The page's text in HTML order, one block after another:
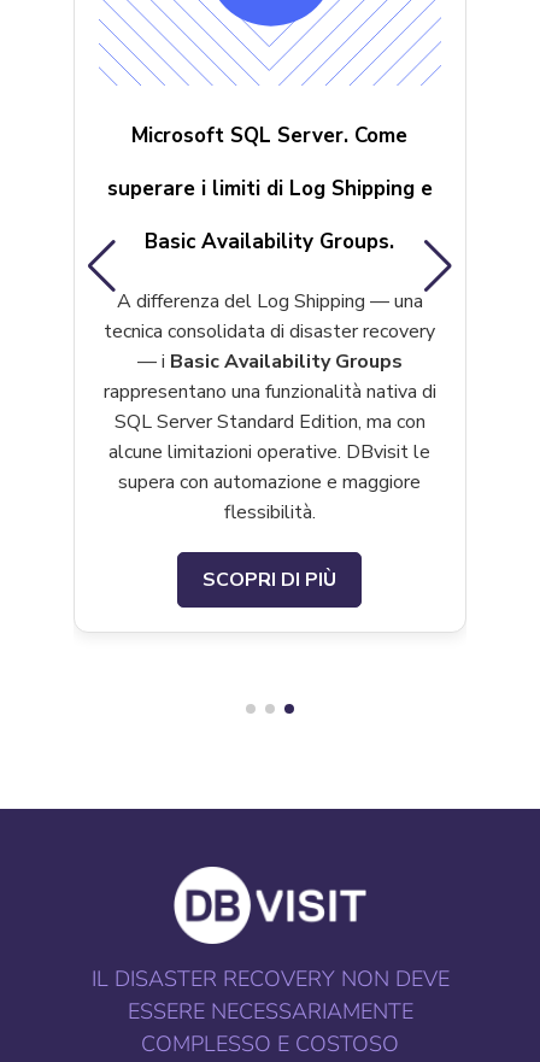
Microsoft SQL Server. Come
superare i limiti di Log Shipping e
Basic Availability Groups.
A differenza del Log Shipping — una
tecnica consolidata di disaster recovery
— i Basic Availability Groups
rappresentano una funzionalità nativa di
SQL Server Standard Edition, ma con
alcune limitazioni operative. DBvisit le
supera con automazione e maggiore
flessibilità.
SCOPRI DI PIÙ
IL DISASTER RECOVERY NON DEVE
ESSERE NECESSARIAMENTE
COMPLESSO E COSTOSO